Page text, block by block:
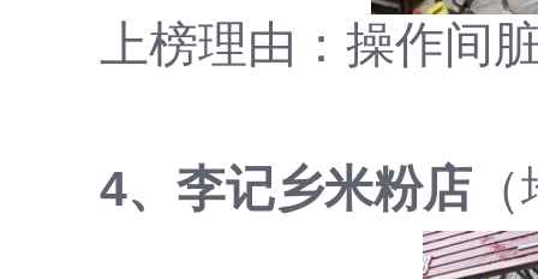
上榜理由：操作间
4、李记乡米粉店